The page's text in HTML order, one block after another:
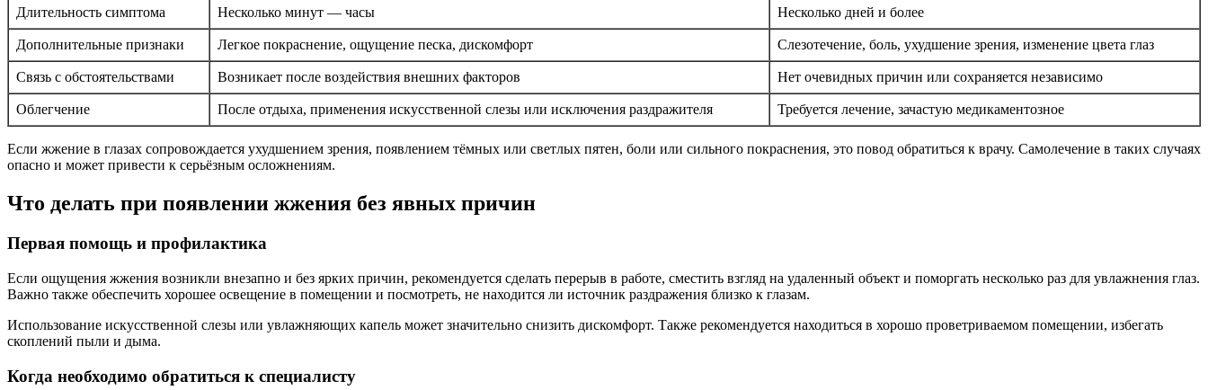
Длительность симптома Несколько минут — часы Несколько дней и более
Дополнительные признаки Легкое покраснение, ощущение песка, дискомфорт Слезотечение, боль, ухудшение зрения, изменение цвета глаз
Связь с обстоятельствами Возникает после воздействия внешних факторов Нет очевидных причин или сохраняется независимо
Облегчение После отдыха, применения искусственной слезы или исключения раздражителя Требуется лечение, зачастую медикаментозное
Если жжение в глазах сопровождается ухудшением зрения, появлением тёмных или светлых пятен, боли или сильного покраснения, это повод обратиться к врачу. Самолечение в таких случаях
опасно и может привести к серьёзным осложнениям.
Что делать при появлении жжения без явных причин
Первая помощь и профилактика
Если ощущения жжения возникли внезапно и без ярких причин, рекомендуется сделать перерыв в работе, сместить взгляд на удаленный объект и поморгать несколько раз для увлажнения глаз.
Важно также обеспечить хорошее освещение в помещении и посмотреть, не находится ли источник раздражения близко к глазам.
Использование искусственной слезы или увлажняющих капель может значительно снизить дискомфорт. Также рекомендуется находиться в хорошо проветриваемом помещении, избегать
скоплений пыли и дыма.
Когда необходимо обратиться к специалисту